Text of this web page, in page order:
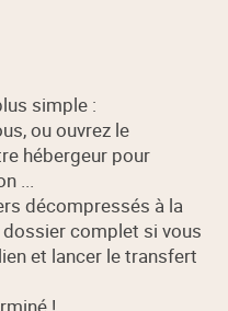
simple :
ou ouvrez le
hébergeur pour
...
décompressés à la
complet si vous
et lancer le transfert
!